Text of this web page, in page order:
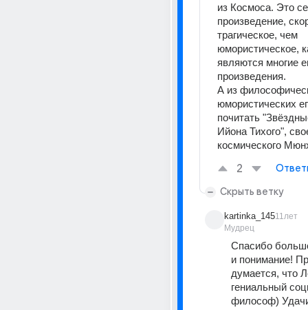
из Космоса. Это
произведение,
трагическое, чем
юмористическое,
являются многие
произведения.
А из
юмористических
почитать
Ийона Тихого",
космического
2
Скрыть ветку
kartinka_145
Мудрец
11лет
Спасибо
и понимание!
думается, что
гениальный
философ)